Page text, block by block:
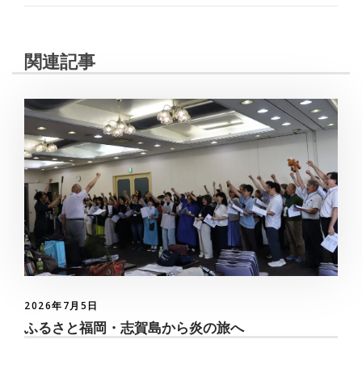
関連記事
2026年7月5日
ふるさと福岡・志賀島から炎の旅へ